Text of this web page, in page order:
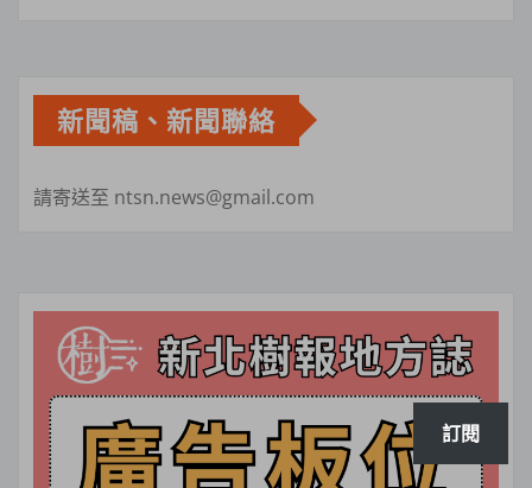
新聞稿、新聞聯絡
請寄送至 ntsn.news@gmail.com
訂閱